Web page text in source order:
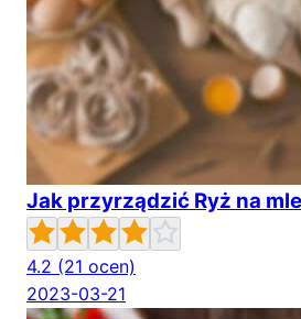
Jak przyrządzić Ryż na
4.2 (21 ocen)
2023-03-21